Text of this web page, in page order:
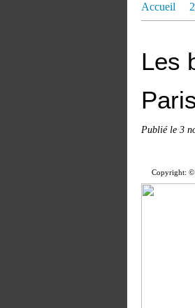
Accueil
Les
Publié le 3
Copyright: ©